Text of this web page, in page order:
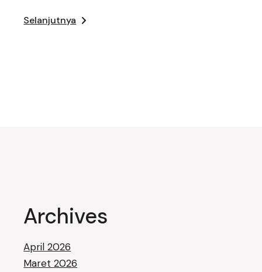
Selanjutnya
Archives
April 2026
Maret 2026